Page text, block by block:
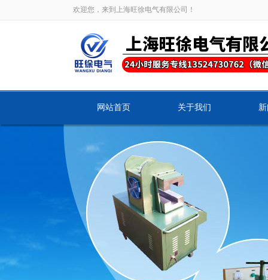
欢迎您，来到上海旺徐电气有限公司！
网站首页 关于我们